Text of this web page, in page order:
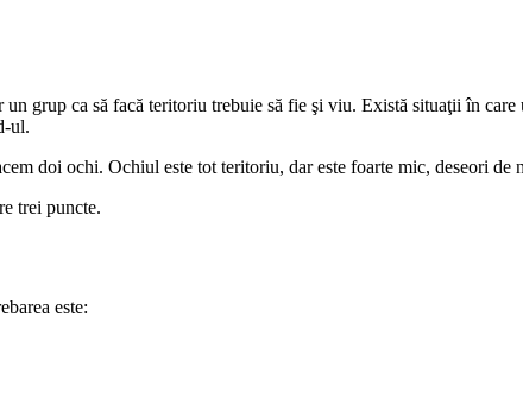
grup ca să facă teritoriu trebuie să fie şi viu. Există situaţii în
ul.
doi ochi. Ochiul este tot teritoriu, dar este foarte mic, deseori de
trei puncte.
este: